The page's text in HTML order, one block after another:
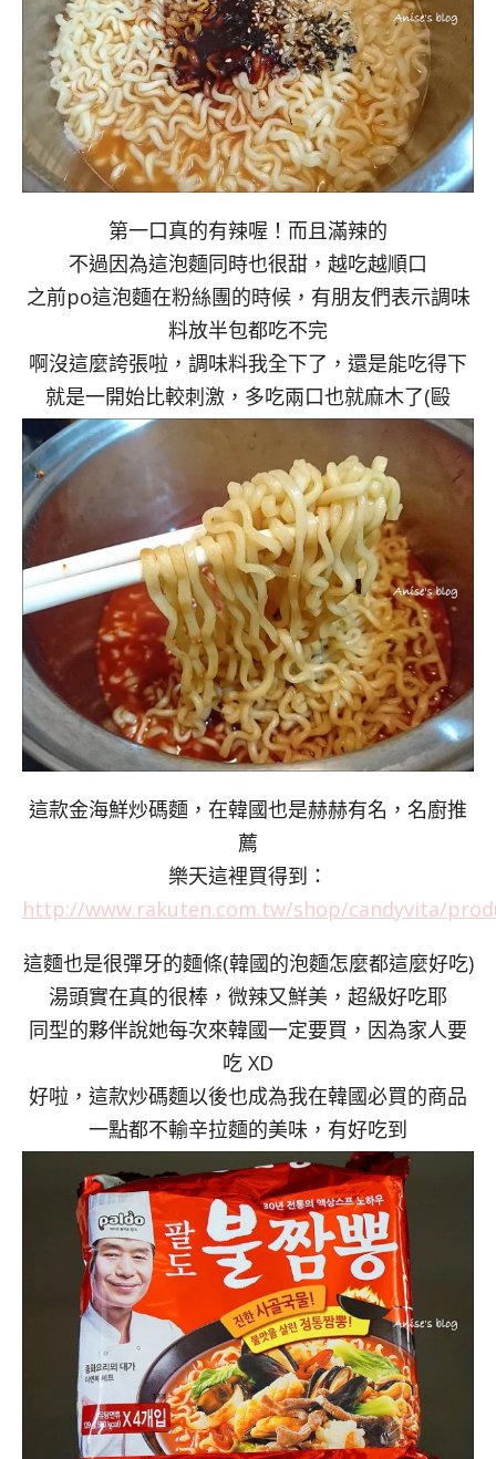
第一口真的有辣喔！而且滿辣的
不過因為這泡麵同時也很甜，越吃越順口
之前po這泡麵在粉絲團的時候，有朋友們表示調味
料放半包都吃不完
啊沒這麼誇張啦，調味料我全下了，還是能吃得下
就是一開始比較刺激，多吃兩口也就麻木了(毆
這款金海鮮炒碼麵，在韓國也是赫赫有名，名廚推
薦
樂天這裡買得到：
http://www.rakuten.com.tw/shop/candyvita/
這麵也是很彈牙的麵條(韓國的泡麵怎麼都這麼好吃)
湯頭實在真的很棒，微辣又鮮美，超級好吃耶
同型的夥伴說她每次來韓國一定要買，因為家人要
吃 XD
好啦，這款炒碼麵以後也成為我在韓國必買的商品
一點都不輸辛拉麵的美味，有好吃到